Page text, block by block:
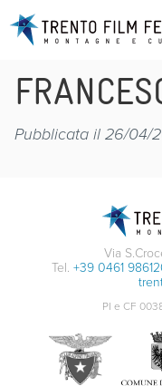
Pubblicata il 26/04/
Via
Tel. +39 0461
PI e CF